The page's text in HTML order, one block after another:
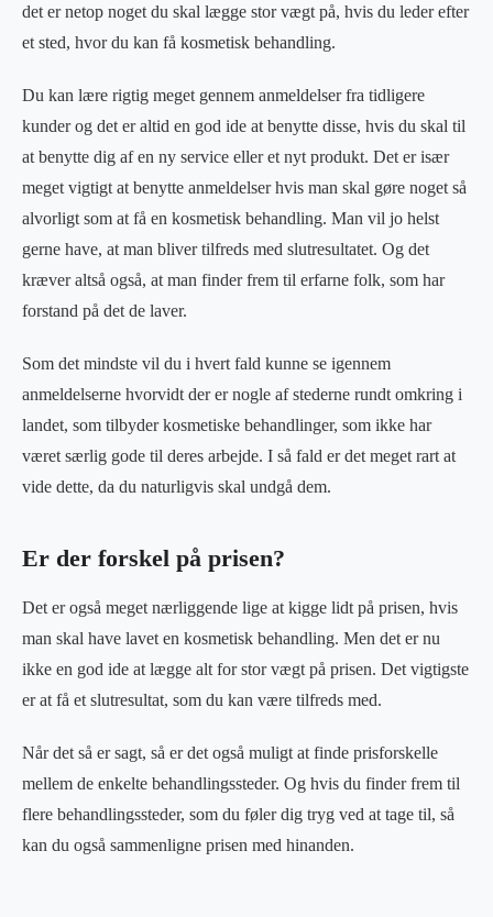
det er netop noget du skal lægge stor vægt på, hvis du leder efter
et sted, hvor du kan få kosmetisk behandling.
Du kan lære rigtig meget gennem anmeldelser fra tidligere
kunder og det er altid en god ide at benytte disse, hvis du skal til
at benytte dig af en ny service eller et nyt produkt. Det er især
meget vigtigt at benytte anmeldelser hvis man skal gøre noget så
alvorligt som at få en kosmetisk behandling. Man vil jo helst
gerne have, at man bliver tilfreds med slutresultatet. Og det
kræver altså også, at man finder frem til erfarne folk, som har
forstand på det de laver.
Som det mindste vil du i hvert fald kunne se igennem
anmeldelserne hvorvidt der er nogle af stederne rundt omkring i
landet, som tilbyder kosmetiske behandlinger, som ikke har
været særlig gode til deres arbejde. I så fald er det meget rart at
vide dette, da du naturligvis skal undgå dem.
Er der forskel på prisen?
Det er også meget nærliggende lige at kigge lidt på prisen, hvis
man skal have lavet en kosmetisk behandling. Men det er nu
ikke en god ide at lægge alt for stor vægt på prisen. Det vigtigste
er at få et slutresultat, som du kan være tilfreds med.
Når det så er sagt, så er det også muligt at finde prisforskelle
mellem de enkelte behandlingssteder. Og hvis du finder frem til
flere behandlingssteder, som du føler dig tryg ved at tage til, så
kan du også sammenligne prisen med hinanden.